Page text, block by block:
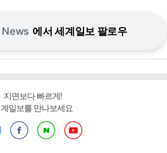
News 에서 세계일보 팔로우
지면보다 빠르게!
일보를 만나보세요